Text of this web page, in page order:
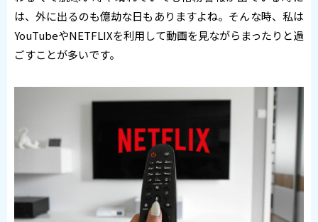
は、外に出るのも億劫な日もありますよね。そんな時、私は
YouTubeやNETFLIXを利用して動画を見ながらまったりと過
ごすことが多いです。